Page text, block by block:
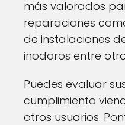
más valorados
reparaciones
de instalaciones
inodoros entre
Puedes evaluar
cumplimiento
otros usuarios.